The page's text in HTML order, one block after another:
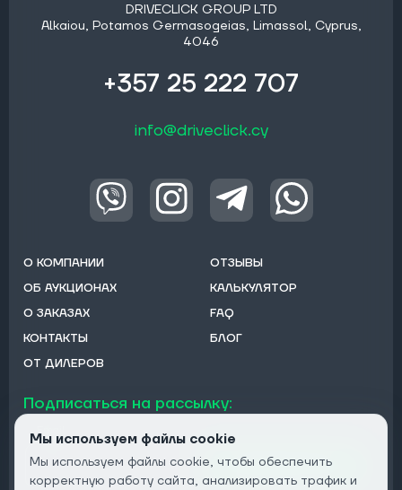
DRIVECLICK GROUP LTD
Alkaiou, Potamos Germasogeias, Limassol, Cyprus,
4046
+357 25 222 707
info@driveclick.cy
О КОМПАНИИ
ОБ АУКЦИОНАХ
О ЗАКАЗАХ
КОНТАКТЫ
ОТ ДИЛЕРОВ
ОТЗЫВЫ
КАЛЬКУЛЯТОР
FAQ
БЛОГ
Подписаться на рассылку:
Подписаться
Мы используем файлы cookie
Мы используем файлы cookie, чтобы обеспечить
корректную работу сайта, анализировать трафик и